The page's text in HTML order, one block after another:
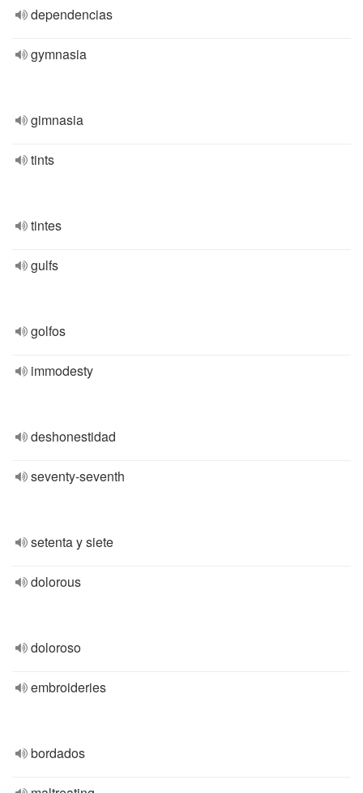
dependencias
gymnasia
gimnasia
tints
tintes
gulfs
golfos
immodesty
deshonestidad
seventy-seventh
setenta y siete
dolorous
doloroso
embroideries
bordados